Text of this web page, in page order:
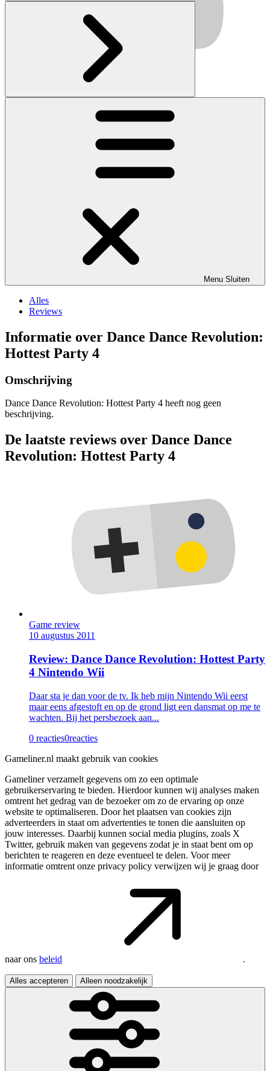
Menu Sluiten
Alles
Reviews
Informatie over Dance Dance Revolution:
Hottest Party 4
Omschrijving
Dance Dance Revolution: Hottest Party 4 heeft nog geen
beschrijving.
De laatste reviews over Dance Dance
Revolution: Hottest Party 4
Game review
10 augustus 2011
Review: Dance Dance Revolution: Hottest Party
4 Nintendo Wii
Daar sta je dan voor de tv. Ik heb mijn Nintendo Wii eerst
maar eens afgestoft en op de grond ligt een dansmat op me te
wachten. Bij het persbezoek aan...
0 reacties0reacties
Gameliner.nl maakt gebruik van cookies
Gameliner verzamelt gegevens om zo een optimale
gebruikerservaring te bieden. Hierdoor kunnen wij analyses maken
omtrent het gedrag van de bezoeker om zo de ervaring op onze
website te optimaliseren. Door het plaatsen van cookies zijn
adverteerders in staat om advertenties te tonen die aansluiten op
jouw interesses. Daarbij kunnen social media plugins, zoals X
Twitter, gebruik maken van gegevens zodat je in staat bent om op
berichten te reageren en deze eventueel te delen. Voor meer
informatie omtrent onze privacy policy verwijzen wij je graag door
naar ons beleid .
Alles accepteren Alleen noodzakelijk